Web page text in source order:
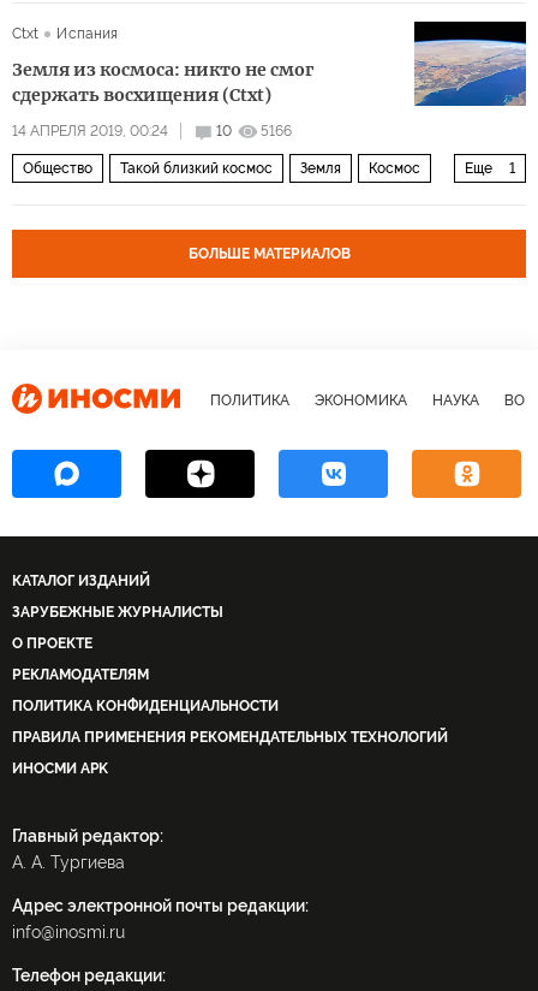
Сtxt Испания
Земля из космоса: никто не смог
сдержать восхищения (Сtxt)
14 АПРЕЛЯ 2019, 00:24 10 5166
Еще 1
Общество Такой близкий космос Земля Космос
БОЛЬШЕ МАТЕРИАЛОВ
ПОЛИТИКА ЭКОНОМИКА НАУКА
КАТАЛОГ ИЗДАНИЙ
ЗАРУБЕЖНЫЕ ЖУРНАЛИСТЫ
О ПРОЕКТЕ
РЕКЛАМОДАТЕЛЯМ
ПОЛИТИКА КОНФИДЕНЦИАЛЬНОСТИ
ПРАВИЛА ПРИМЕНЕНИЯ РЕКОМЕНДАТЕЛЬНЫХ ТЕХНОЛОГИЙ
ИНОСМИ APK
Главный редактор:
А. А. Тургиева
Адрес электронной почты редакции:
info@inosmi.ru
Телефон редакции: